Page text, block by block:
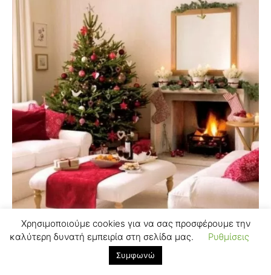
Χρησιμοποιούμε cookies για να σας προσφέρουμε την
καλύτερη δυνατή εμπειρία στη σελίδα μας.
Ρυθμίσεις
Συμφωνώ